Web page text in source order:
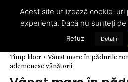
Timp liber
Vânat mare în pădurile
ademenesc vânătorii
Acest site utilizează cookie-uri
experiența. Dacă nu sunteți
Refuz Detalii